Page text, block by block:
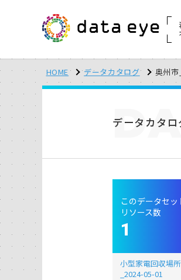
HOME データカタログ 奥州
データカタロ
このデータセッ
リソース数
1
小型家電回収場
_2024-05-01